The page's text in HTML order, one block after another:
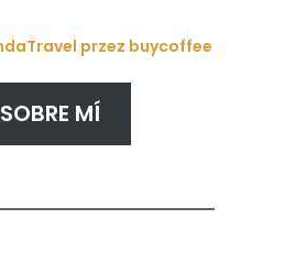
SOBRE MÍ